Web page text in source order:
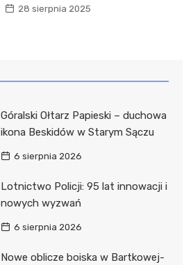
28 sierpnia 2025
Góralski Ołtarz Papieski – duchowa
ikona Beskidów w Starym Sączu
6 sierpnia 2026
Lotnictwo Policji: 95 lat innowacji i
nowych wyzwań
6 sierpnia 2026
Nowe oblicze boiska w Bartkowej-